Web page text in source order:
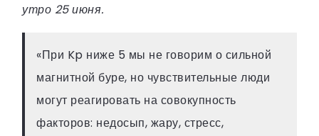
утро 25 июня.
«При Kp ниже 5 мы не говорим о сильной
магнитной буре, но чувствительные люди
могут реагировать на совокупность
факторов: недосып, жару, стресс,